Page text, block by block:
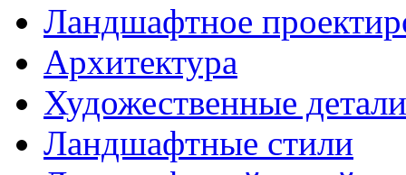
Ландшафтное
Архитектура
Художественные детали
Ландшафтные стили